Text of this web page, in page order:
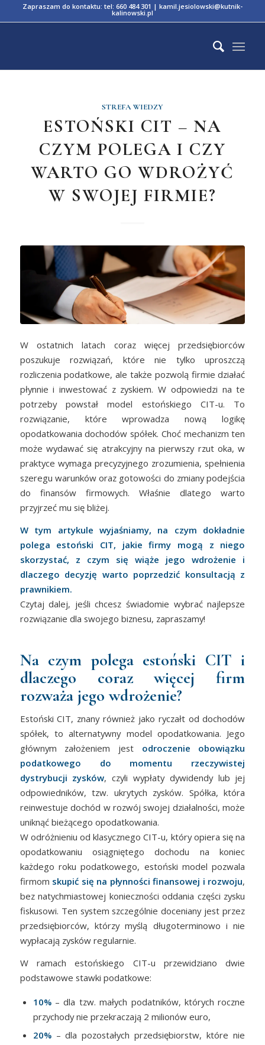
Zapraszam do kontaktu: tel: 660 484 301 | kamil.jesiolowski@kutnik-
kalinowski.pl
STREFA WIEDZY
ESTOŃSKI CIT – NA
CZYM POLEGA I CZY
WARTO GO WDROŻYĆ
W SWOJEJ FIRMIE?
W ostatnich latach coraz więcej przedsiębiorców
poszukuje rozwiązań, które nie tylko uproszczą
rozliczenia podatkowe, ale także pozwolą firmie działać
płynnie i inwestować z zyskiem. W odpowiedzi na te
potrzeby powstał model estońskiego CIT-u. To
rozwiązanie, które wprowadza nową logikę
opodatkowania dochodów spółek. Choć mechanizm ten
może wydawać się atrakcyjny na pierwszy rzut oka, w
praktyce wymaga precyzyjnego zrozumienia, spełnienia
szeregu warunków oraz gotowości do zmiany podejścia
do finansów firmowych. Właśnie dlatego warto
przyjrzeć mu się bliżej.
W tym artykule wyjaśniamy, na czym dokładnie
polega estoński CIT, jakie firmy mogą z niego
skorzystać, z czym się wiąże jego wdrożenie i
dlaczego decyzję warto poprzedzić konsultacją z
prawnikiem.
Czytaj dalej, jeśli chcesz świadomie wybrać najlepsze
rozwiązanie dla swojego biznesu, zapraszamy!
Na czym polega estoński CIT i
dlaczego coraz więcej firm
rozważa jego wdrożenie?
Estoński CIT, znany również jako ryczałt od dochodów
spółek, to alternatywny model opodatkowania. Jego
głównym założeniem jest odroczenie obowiązku
podatkowego do momentu rzeczywistej
dystrybucji zysków, czyli wypłaty dywidendy lub jej
odpowiedników, tzw. ukrytych zysków. Spółka, która
reinwestuje dochód w rozwój swojej działalności, może
uniknąć bieżącego opodatkowania.
W odróżnieniu od klasycznego CIT-u, który opiera się na
opodatkowaniu osiągniętego dochodu na koniec
każdego roku podatkowego, estoński model pozwala
firmom skupić się na płynności finansowej i rozwoju,
bez natychmiastowej konieczności oddania części zysku
fiskusowi. Ten system szczególnie doceniany jest przez
przedsiębiorców, którzy myślą długoterminowo i nie
wypłacają zysków regularnie.
W ramach estońskiego CIT-u przewidziano dwie
podstawowe stawki podatkowe:
10%– dla tzw. małych podatników, których roczne
przychody nie przekraczają 2 milionów euro,
20%– dla pozostałych przedsiębiorstw, które nie